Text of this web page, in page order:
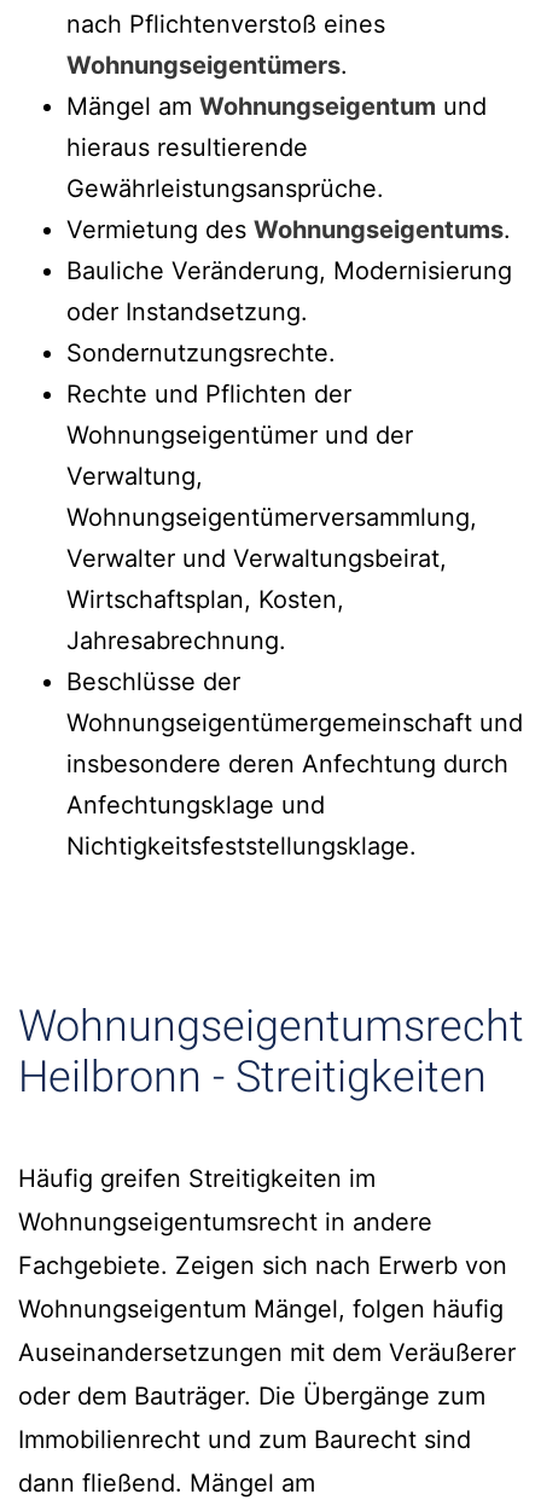
nach Pflichtenverstoß eines
Wohnungseigentümers.
Mängel am Wohnungseigentum und
hieraus resultierende
Gewährleistungsansprüche.
Vermietung des Wohnungseigentums.
Bauliche Veränderung, Modernisierung
oder Instandsetzung.
Sondernutzungsrechte.
Rechte und Pflichten der
Wohnungseigentümer und der
Verwaltung,
Wohnungseigentümerversammlung,
Verwalter und Verwaltungsbeirat,
Wirtschaftsplan, Kosten,
Jahresabrechnung.
Beschlüsse der
Wohnungseigentümergemeinschaft und
insbesondere deren Anfechtung durch
Anfechtungsklage und
Nichtigkeitsfeststellungsklage.
Wohnungseigentumsrecht
Heilbronn - Streitigkeiten
Häufig greifen Streitigkeiten im
Wohnungseigentumsrecht in andere
Fachgebiete. Zeigen sich nach Erwerb von
Wohnungseigentum Mängel, folgen häufig
Auseinandersetzungen mit dem Veräußerer
oder dem Bauträger. Die Übergänge zum
Immobilienrecht und zum Baurecht sind
dann fließend. Mängel am